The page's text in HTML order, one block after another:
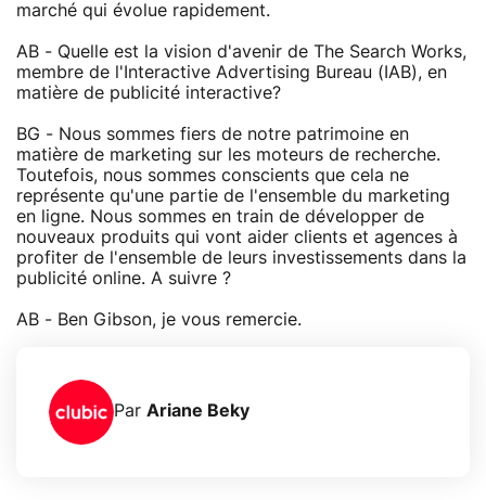
marché qui évolue rapidement.
AB - Quelle est la vision d'avenir de The Search Works,
membre de l'Interactive Advertising Bureau (IAB), en
matière de publicité interactive?
BG - Nous sommes fiers de notre patrimoine en
matière de marketing sur les moteurs de recherche.
Toutefois, nous sommes conscients que cela ne
représente qu'une partie de l'ensemble du marketing
en ligne. Nous sommes en train de développer de
nouveaux produits qui vont aider clients et agences à
profiter de l'ensemble de leurs investissements dans la
publicité online. A suivre ?
AB - Ben Gibson, je vous remercie.
Par Ariane Beky